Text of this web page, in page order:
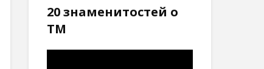
20 знаменитостей о
ТМ